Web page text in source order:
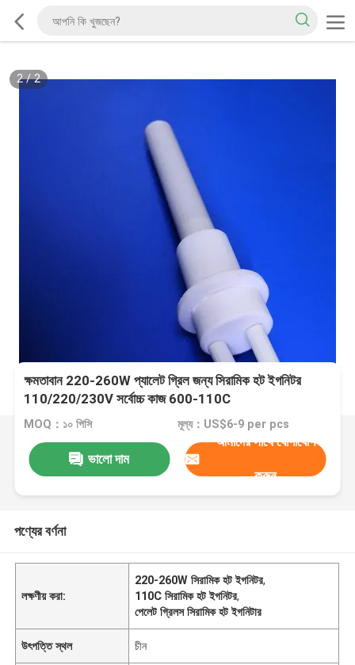
2/2
ক্ষমতাবান 220-260W প্যালেট গ্রিল জন্য সিরামিক হট ইগনিটর
110/220/230V সর্বোচ্চ কাজ 600-110C
MOQ：১০ পিসি মূল্য：US$6-9 per pcs
ভালো দাম
আমাদের সাথে যোগাযোগ
করুন
পণ্যের বর্ণনা
লক্ষণীয় করা:
220-260W সিরামিক হট ইগনিটর,
110C সিরামিক হট ইগনিটর,
পেলেট গ্রিলস সিরামিক হট ইগনিটার
উৎপত্তি স্থল চীন